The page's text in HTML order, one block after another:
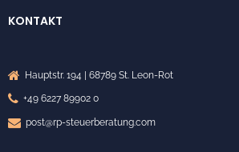
KONTAKT
Hauptstr. 194 | 68789 St. Leon-Rot
+49 6227 89902 0
post@rp-steuerberatung.com